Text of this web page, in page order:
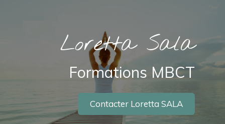
Loretta Sala
Formations MBCT
Contacter Loretta SALA